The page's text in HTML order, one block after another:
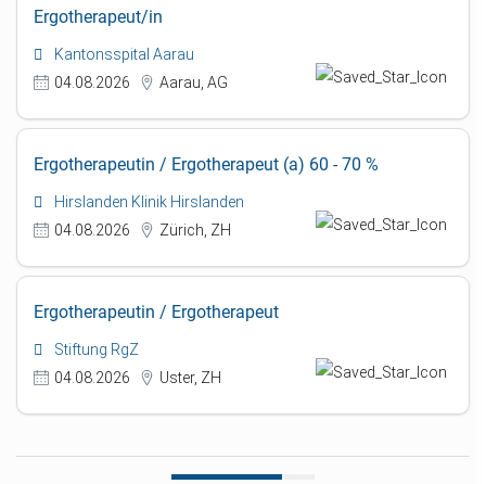
Ergotherapeut/in
Kantonsspital Aarau
04.08.2026
Aarau, AG
Ergotherapeutin / Ergotherapeut (a) 60 - 70 %
Hirslanden Klinik Hirslanden
04.08.2026
Zürich, ZH
Ergotherapeutin / Ergotherapeut
Stiftung RgZ
04.08.2026
Uster, ZH